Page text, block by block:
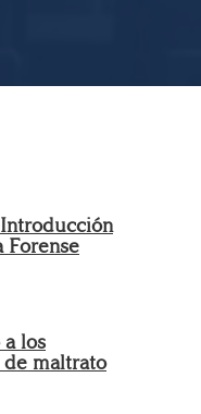
Forense
a los
de maltrato